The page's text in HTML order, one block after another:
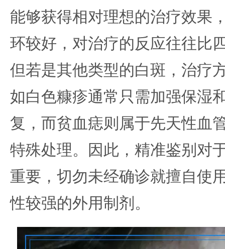
能够获得相对理想的治疗效果
环较好，对治疗的反应往往比
但若是其他类型的白斑，治疗
如白色糠疹通常只需加强保湿
复，而贫血痣则属于先天性血
特殊处理。因此，精准鉴别对
重要，切勿未经确诊就擅自使
性较强的外用制剂。